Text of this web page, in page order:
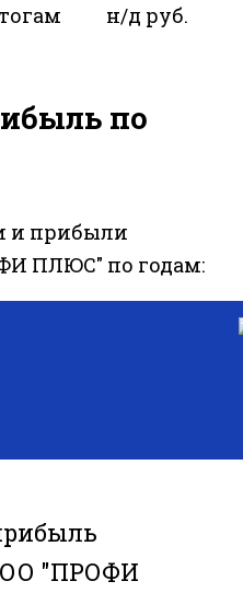
н/д руб.
по
и прибыли
ПЛЮС" по годам:
"ПРОФИ